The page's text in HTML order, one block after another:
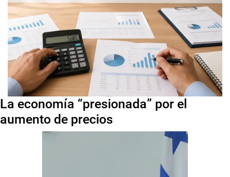
La economía “presionada” por el
aumento de precios